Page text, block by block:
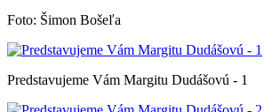
Foto: Šimon Bošeľa
Predstavujeme Vám Margitu Dudášovú - 1